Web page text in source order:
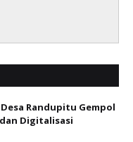
Randupitu Gempol
Digitalisasi